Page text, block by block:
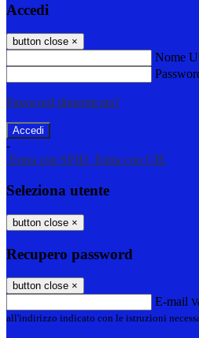
Accedi
button close ×
Nome
Password dimenticata?
-
Entra con SPID Entra con CIE
Seleziona utente
button close ×
Recupero password
button close ×
E-mail
all'indirizzo indicato con le istruzioni